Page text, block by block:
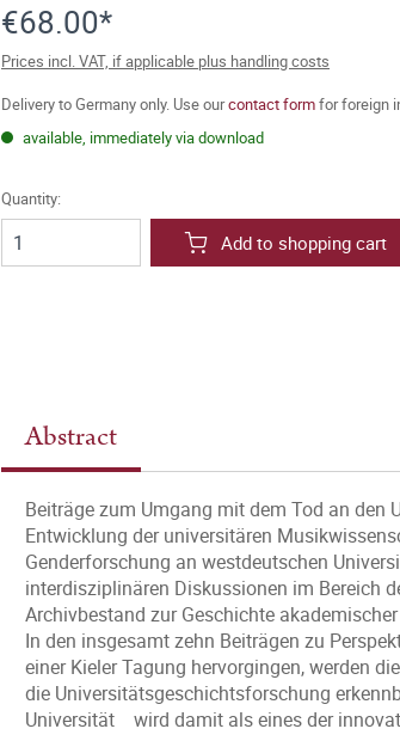
€68.00*
Prices incl. VAT, if applicable plus handling costs
Delivery to Germany only. Use ourcontact formfor foreign
available, immediately via download
Quantity:
Add to shopping cart
Abstract
Beiträge zum Umgang mit dem Tod an den
Entwicklung der universitären
Genderforschung an westdeutschen
interdisziplinären Diskussionen im Bereich
Archivbestand zur Geschichte
In den insgesamt zehn Beiträgen zu
einer Kieler Tagung hervorgingen, werden
die Universitätsgeschichtsforschung
Universität wird damit als eines der